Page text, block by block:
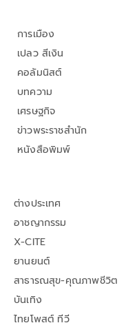
การเมือง
เปลว สีเงิน
คอลัมนิสต์
บทความ
เศรษฐกิจ
ข่าวพระราชสำนัก
หนังสือพิมพ์
ต่างประเทศ
อาชญากรรม
X-CITE
ยานยนต์
สาธารณสุข-คุณภาพชีวิต
บันเทิง
ไทยโพสต์ ทีวี